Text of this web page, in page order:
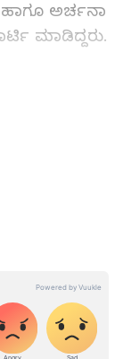
ಹಾಗೂ ಅರ್ಚನಾ
ಮಾಡಿದ್ದರು.